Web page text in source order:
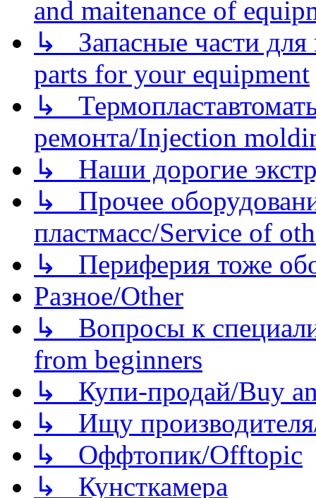
and maitenance of
↳ Запасные части для
parts for your equipment
↳
ремонта/Injection
↳ Наши дорогие
↳ Прочее
пластмасс/Service of
↳ Периферия тоже
Разное/Other
↳ Вопросы к
from beginners
↳ Купи-продай/Buy
↳ Ищу
↳ Оффтопик/Offtopic
↳ Кунсткамера